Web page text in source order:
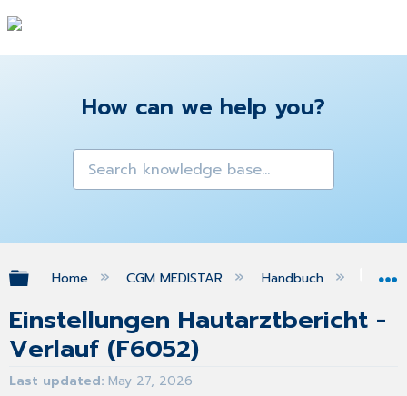
How can we help you?
Expand/collapse global hierarchy
Home CGM MEDISTAR Handbuch
Einstellungen Hautarztbericht -
Verlauf (F6052)
Last updated May 27, 2026